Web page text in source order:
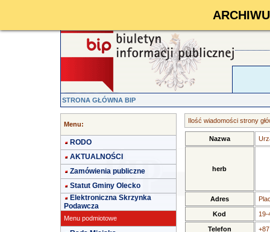
STRONA GŁÓWNA BIP
Menu:
RODO
AKTUALNOŚCI
Zamówienia publiczne
Statut Gminy Olecko
Elektroniczna Skrzynka
Podawcza
Menu podmiotowe
Ilość wiadomości strony
Nazwa
herb
Adres
Kod 19-
Telefon